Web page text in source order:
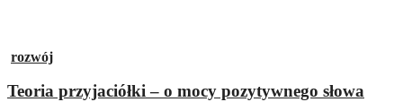
rozwój
Teoria przyjaciółki – o mocy pozytywnego słowa